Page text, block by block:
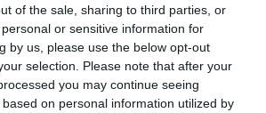
of the sale, sharing to third parties, or
or sensitive information for
by us, please use the below opt-out
selection. Please note that after your
you may continue seeing
on personal information utilized by